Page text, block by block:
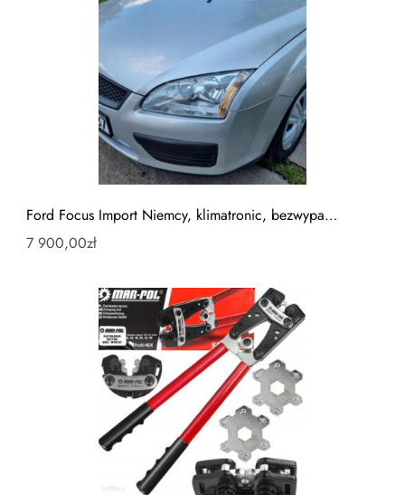
Ford Focus Import Niemcy, klimatronic, bezwypa…
7 900,00zł